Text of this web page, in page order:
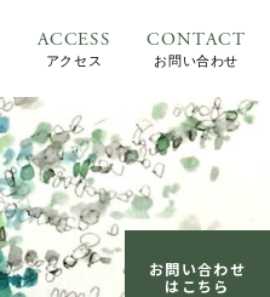
ACCESS
アクセス
CONTACT
お問い合わせ
お問い合わせ
はこちら